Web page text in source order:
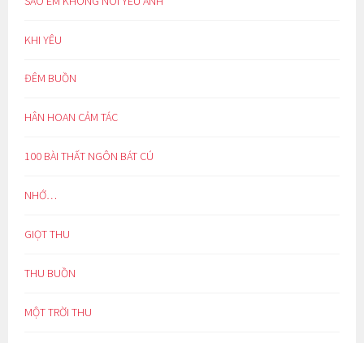
KHI YÊU
ĐÊM BUỒN
HÂN HOAN CẢM TÁC
100 BÀI THẤT NGÔN BÁT CÚ
NHỚ…
GIỌT THU
THU BUỒN
MỘT TRỜI THU